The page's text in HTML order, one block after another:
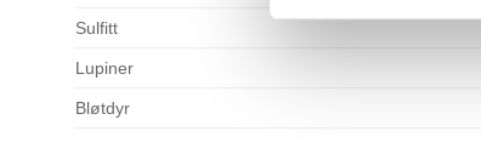
Sulfitt
Lupiner
Bløtdyr